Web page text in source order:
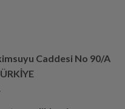
Caddesi No 90/A